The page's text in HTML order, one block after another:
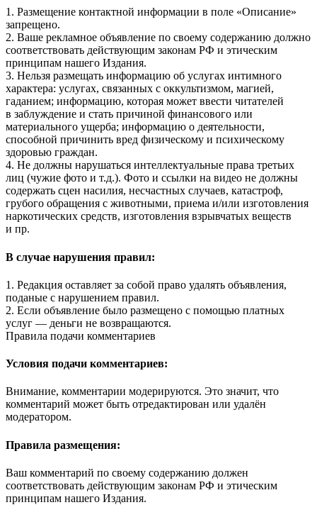
1. Размещение контактной информации в поле «Описание»
запрещено.
2. Ваше рекламное объявление по своему содержанию должно
соответствовать действующим законам РФ и этическим
принципам нашего Издания.
3. Нельзя размещать информацию об услугах интимного
характера: услугах, связанных с оккультизмом, магией,
гаданием; информацию, которая может ввести читателей
в заблуждение и стать причиной финансового или
материального ущерба; информацию о деятельности,
способной причинить вред физическому и психическому
здоровью граждан.
4. Не должны нарушаться интеллектуальные права третьих
лиц (чужие фото и т.д.). Фото и ссылки на видео не должны
содержать сцен насилия, несчастных случаев, катастроф,
грубого обращения с животными, приема и/или изготовления
наркотических средств, изготовления взрывчатых веществ
и пр.
В случае нарушения правил:
1. Редакция оставляет за собой право удалять объявления,
поданые с нарушением правил.
2. Если объявление было размещено с помощью платных
услуг — деньги не возвращаются.
Правила подачи комментариев
Условия подачи комментариев:
Внимание, комментарии модерируются. Это значит, что
комментарий может быть отредактирован или удалён
модератором.
Правила размещения:
Ваш комментарий по своему содержанию должен
соответствовать действующим законам РФ и этическим
принципам нашего Издания.